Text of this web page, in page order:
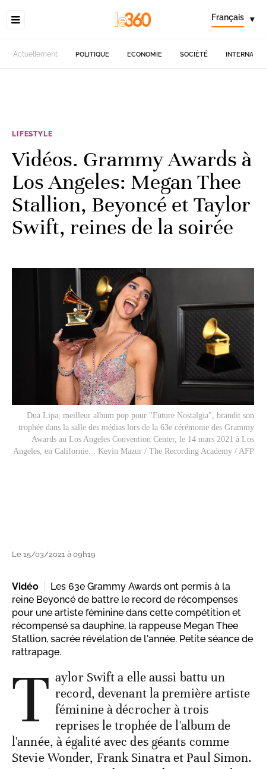
Français ▾
Actuellement POLITIQUE ECONOMIE SOCIÉTÉ
LIFESTYLE
Vidéos. Grammy Awards à
Los Angeles: Megan Thee
Stallion, Beyoncé et Taylor
Swift, reines de la soirée
Dua Lipa, meilleur album pop pour "Future Nostalgia", brandit son
trophée dans la salle des médias lors de la 63e cérémonie des Grammy
Awards au Los Angeles Convention Center, le 14 mars 2021 à Los
Angeles, en Californie. . Kevin Mazur / The Recording Academy / AFP
Le 15/03/2021 à 09h19
Vidéo
Les 63e Grammy Awards ont permis à la
reine Beyoncé de battre le record de récompenses
pour une artiste féminine dans cette compétition et
récompensé sa dauphine, la rappeuse Megan Thee
Stallion, sacrée révélation de l'année. Petite séance de
rattrapage.
T aylor Swift a elle aussi battu un
record, devenant la première artiste
féminine à décrocher à trois
reprises le trophée de l'album de
l'année, à égalité avec des géants comme
Stevie Wonder, Frank Sinatra et Paul Simon.